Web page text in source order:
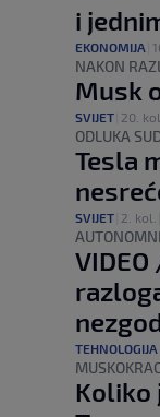
i
EKONOMIJA
NAKON
Musk
SVIJET 20. kol.
ODLUKA
Tesla
SVIJET 2. kol.
TEHNOLOGIJA
Koliko